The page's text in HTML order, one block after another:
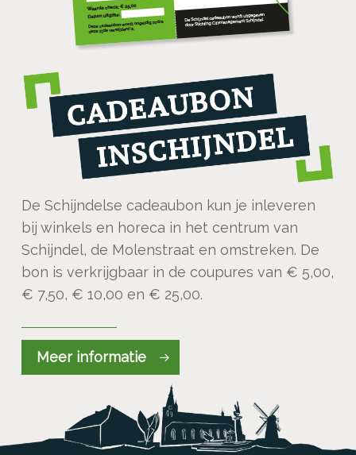
De Schijndelse cadeaubon kun je inleveren
bij winkels en horeca in het centrum van
Schijndel, de Molenstraat en omstreken. De
bon is verkrijgbaar in de coupures van € 5,00,
€ 7,50, € 10,00 en € 25,00.
Meer informatie